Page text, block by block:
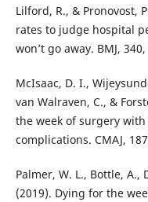
Lilford, R., & Pronovost,
rates to judge hospital
won’t go away. BMJ,
McIsaac, D. I.,
van Walraven, C., &
the week of surgery
complications. CMAJ,
Palmer, W. L., Bottle, A.,
(2019). Dying for the